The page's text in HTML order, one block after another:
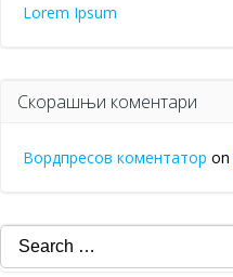
Lorem Ipsum
Скорашњи коментари
Вордпресов коментатор on
Search
for: